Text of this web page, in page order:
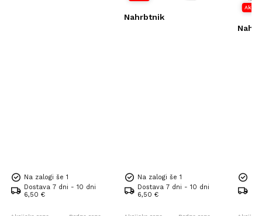
Na zalogi še 1
Dostava 7 dni - 10 dni
6,50 €
Nahrbtnik
Na zalogi še 1
Dostava 7 dni - 10 dni
6,50 €
Akcija